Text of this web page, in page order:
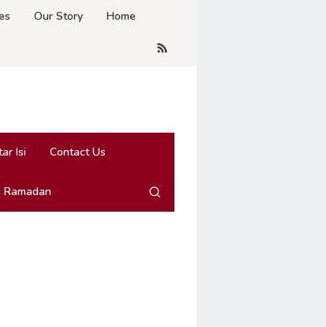
Our Story Home
Isi Contact Us
Ramadan